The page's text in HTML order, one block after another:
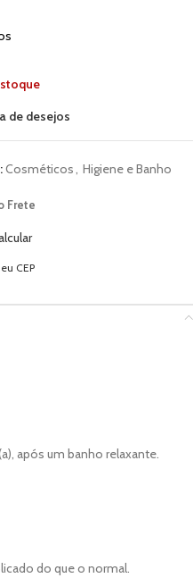
de desejos
Cosméticos, Higiene e Banho
Frete
CEP
após um banho relaxante.
do que o normal.